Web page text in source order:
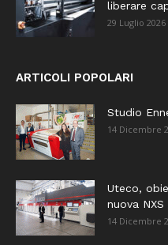
liberare
29 Luglio 2026
ARTICOLI POPOLARI
Studio
14 Dicembre
Uteco,
nuova NXS
14 Dicembre